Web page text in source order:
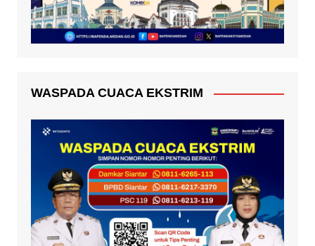
WASPADA CUACA EKSTRIM